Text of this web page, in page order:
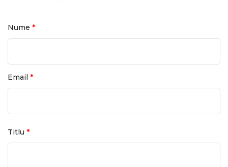
Nume *
Email *
Titlu *